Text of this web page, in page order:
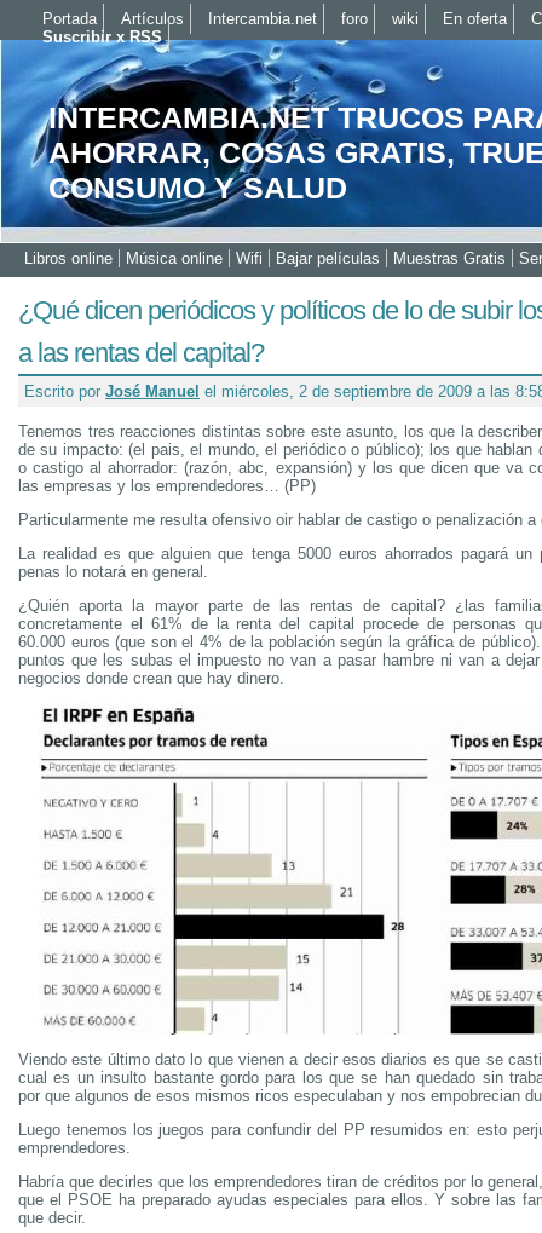
INTERCAMBIA.NET TRUCOS
AHORRAR, COSAS GRATIS,
CONSUMO Y SALUD
Libros online Música online Wifi Bajar películas Muestras Gratis
¿Qué dicen periódicos y políticos de lo de subir
a las rentas del capital?
Escrito por José Manuel el miércoles, 2 de septiembre de 2009 a las
Tenemos tres reacciones distintas sobre este asunto, los que la
de su impacto: (el pais, el mundo, el periódico o público); los que hablan
o castigo al ahorrador: (razón, abc, expansión) y los que dicen que va
las empresas y los emprendedores… (PP)
Particularmente me resulta ofensivo oir hablar de castigo o penalización a
La realidad es que alguien que tenga 5000 euros ahorrados pagará
penas lo notará en general.
¿Quién aporta la mayor parte de las rentas de capital? ¿las
concretamente el 61% de la renta del capital procede de personas
60.000 euros (que son el 4% de la población según la gráfica de
puntos que les subas el impuesto no van a pasar hambre ni van a
negocios donde crean que hay dinero.
Viendo este último dato lo que vienen a decir esos diarios es que se
cual es un insulto bastante gordo para los que se han quedado sin
por que algunos de esos mismos ricos especulaban y nos empobrecian
Luego tenemos los juegos para confundir del PP resumidos en: esto
emprendedores.
Habría que decirles que los emprendedores tiran de créditos por lo
que el PSOE ha preparado ayudas especiales para ellos. Y sobre las
que decir.
Portada Artículos Intercambia.net foro wiki En oferta
Suscribir x RSS